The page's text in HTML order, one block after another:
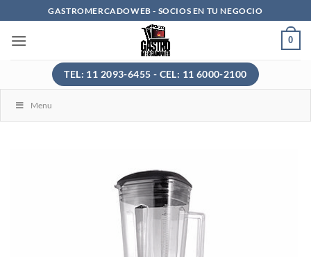
al
contenido
GASTROMERCADOWEB - SOCIOS EN TU NEGOCIO
0
TEL: 11 2093-6455 - CEL: 11 6000-2100
Menu